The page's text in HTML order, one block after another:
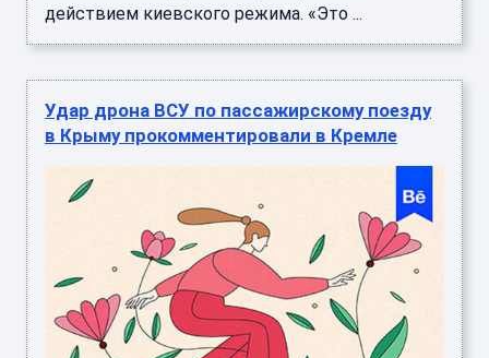
действием киевского режима. «Это ...
Удар дрона ВСУ по пассажирскому поезду
в Крыму прокомментировали в Кремле